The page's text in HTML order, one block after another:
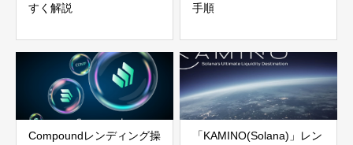
すく解説
手順
Compoundレンディング操
「KAMINO(Solana)」レン